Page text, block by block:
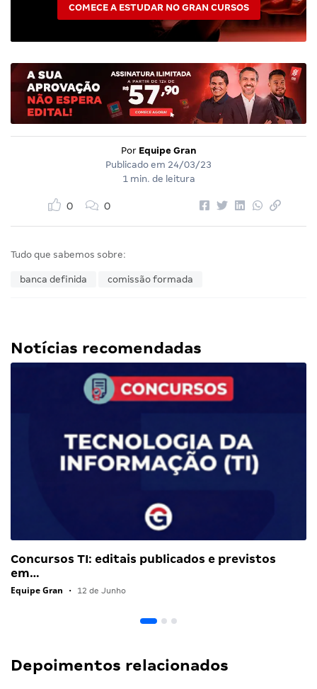
COMECE A ESTUDAR NO GRAN CURSOS
Por Equipe Gran
Publicado em 24/03/23
1 min. de leitura
0 0
Tudo que sabemos sobre:
banca definida comissão formada
Notícias recomendadas
Concursos TI: editais publicados e previstos
em…
Equipe Gran • 12 de Junho
Depoimentos relacionados